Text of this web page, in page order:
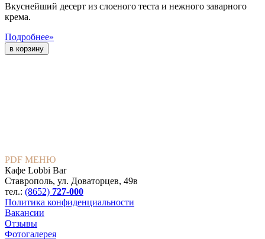
Вкуснейший десерт из слоеного теста и нежного заварного
крема.
Подробнее»
PDF МЕНЮ
Кафе Lobbi Bar
Ставрополь, ул. Доваторцев, 49в
тел.: (8652) 727-000
Политика конфиденциальности
Вакансии
Отзывы
Фотогалерея